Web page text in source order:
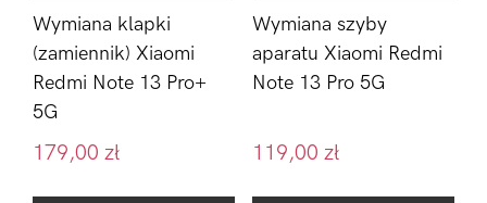
Wymiana klapki
(zamiennik) Xiaomi
Redmi Note 13 Pro+
5G
179,00 zł
Wymiana szyby
aparatu Xiaomi Redmi
Note 13 Pro 5G
119,00 zł